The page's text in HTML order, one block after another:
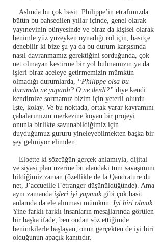
Aslında bu çok basit: Philippe’in etrafımızda
bütün bu bahsedilen yıllar içinde, genel olarak
yayınevinin bünyesinde ve biraz da kişisel olarak
benimle yüz yüzeyken oynadığı rol için, basitçe
denebilir ki bize şu ya da bu durum karşısında
nasıl davranmamız gerektiğini sorduğunda, çok
net olmayan kestirme bir yol bulmamızın ya da
işleri biraz aceleye getirmemizin mümkün
olmadığı durumlarda,
“Philippe olsa bu
durumda ne yapardı? O ne derdi?” diye kendi
kendimize sormamız bizim için yeterli olurdu.
İşte, kolay. Ve bu noktada, ortak yarar kavramını
çabalarımızın merkezine koyan bir projeyi
onunla birlikte savunabildiğimiz için
duyduğumuz gururu yineleyebilmekten başka bir
şey gelmiyor elimden.
Elbette ki sözcüğün gerçek anlamıyla, dijital
ve siyasi plan üzerine bu alandaki tüm savaşımını
bildiğimiz zaman (özellikle de la Qaudrature du
net, J’accueille l’étranger düşünüldüğünde). Ama
aynı zamanda işleri iyi yapmakgibi çok basit
anlamda da ele alınması mümkün. İyi biri olmak.
Yine farklı farklı insanların mesajlarında görülen
bir başka ifade, ben ondan söz ettiğimde
benimkilerle başlayan, onun gerçekten de iyi biri
olduğunun apaçık kanıtıdır.